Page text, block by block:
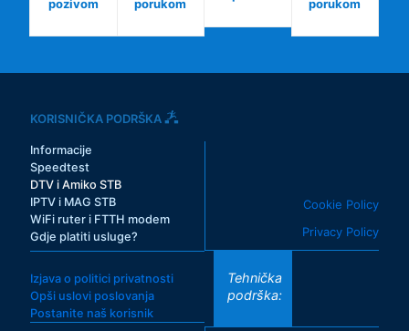
pozivom
porukom
porukom
KORISNIČKA PODRŠKA
Informacije
Speedtest
DTV i Amiko STB
IPTV i MAG STB
WiFi ruter i FTTH modem
Gdje platiti usluge?
Cookie Policy
Privacy Policy
Izjava o politici privatnosti
Opši uslovi poslovanja
Postanite naš korisnik
Tehnička
podrška: